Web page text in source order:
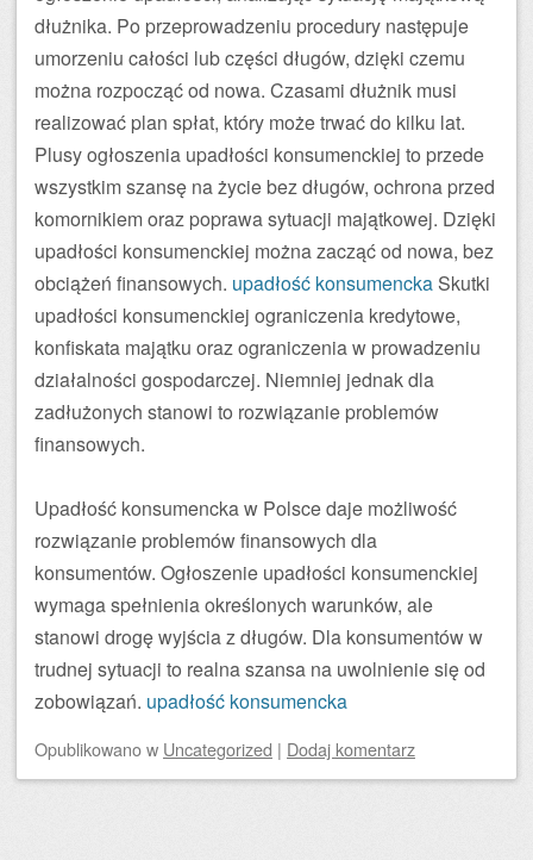
dłużnika. Po przeprowadzeniu procedury następuje
umorzeniu całości lub części długów, dzięki czemu
można rozpocząć od nowa. Czasami dłużnik musi
realizować plan spłat, który może trwać do kilku lat.
Plusy ogłoszenia upadłości konsumenckiej to przede
wszystkim szansę na życie bez długów, ochrona przed
komornikiem oraz poprawa sytuacji majątkowej. Dzięki
upadłości konsumenckiej można zacząć od nowa, bez
obciążeń finansowych. upadłość konsumencka Skutki
upadłości konsumenckiej ograniczenia kredytowe,
konfiskata majątku oraz ograniczenia w prowadzeniu
działalności gospodarczej. Niemniej jednak dla
zadłużonych stanowi to rozwiązanie problemów
finansowych.
Upadłość konsumencka w Polsce daje możliwość
rozwiązanie problemów finansowych dla
konsumentów. Ogłoszenie upadłości konsumenckiej
wymaga spełnienia określonych warunków, ale
stanowi drogę wyjścia z długów. Dla konsumentów w
trudnej sytuacji to realna szansa na uwolnienie się od
zobowiązań. upadłość konsumencka
Opublikowanow Uncategorized | Dodaj komentarz